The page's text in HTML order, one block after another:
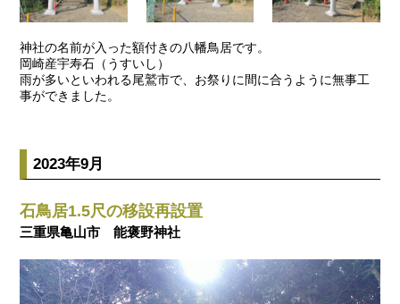
神社の名前が入った額付きの八幡鳥居です。
岡崎産宇寿石（うすいし）
雨が多いといわれる尾鷲市で、お祭りに間に合うように無事工
事ができました。
2023年9月
石鳥居1.5尺の移設再設置
三重県亀山市 能褒野神社